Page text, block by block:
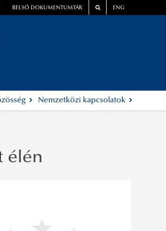
BELSŐ DOKUMENTUMTÁR ENG
Nemzetközi kapcsolatok
élén